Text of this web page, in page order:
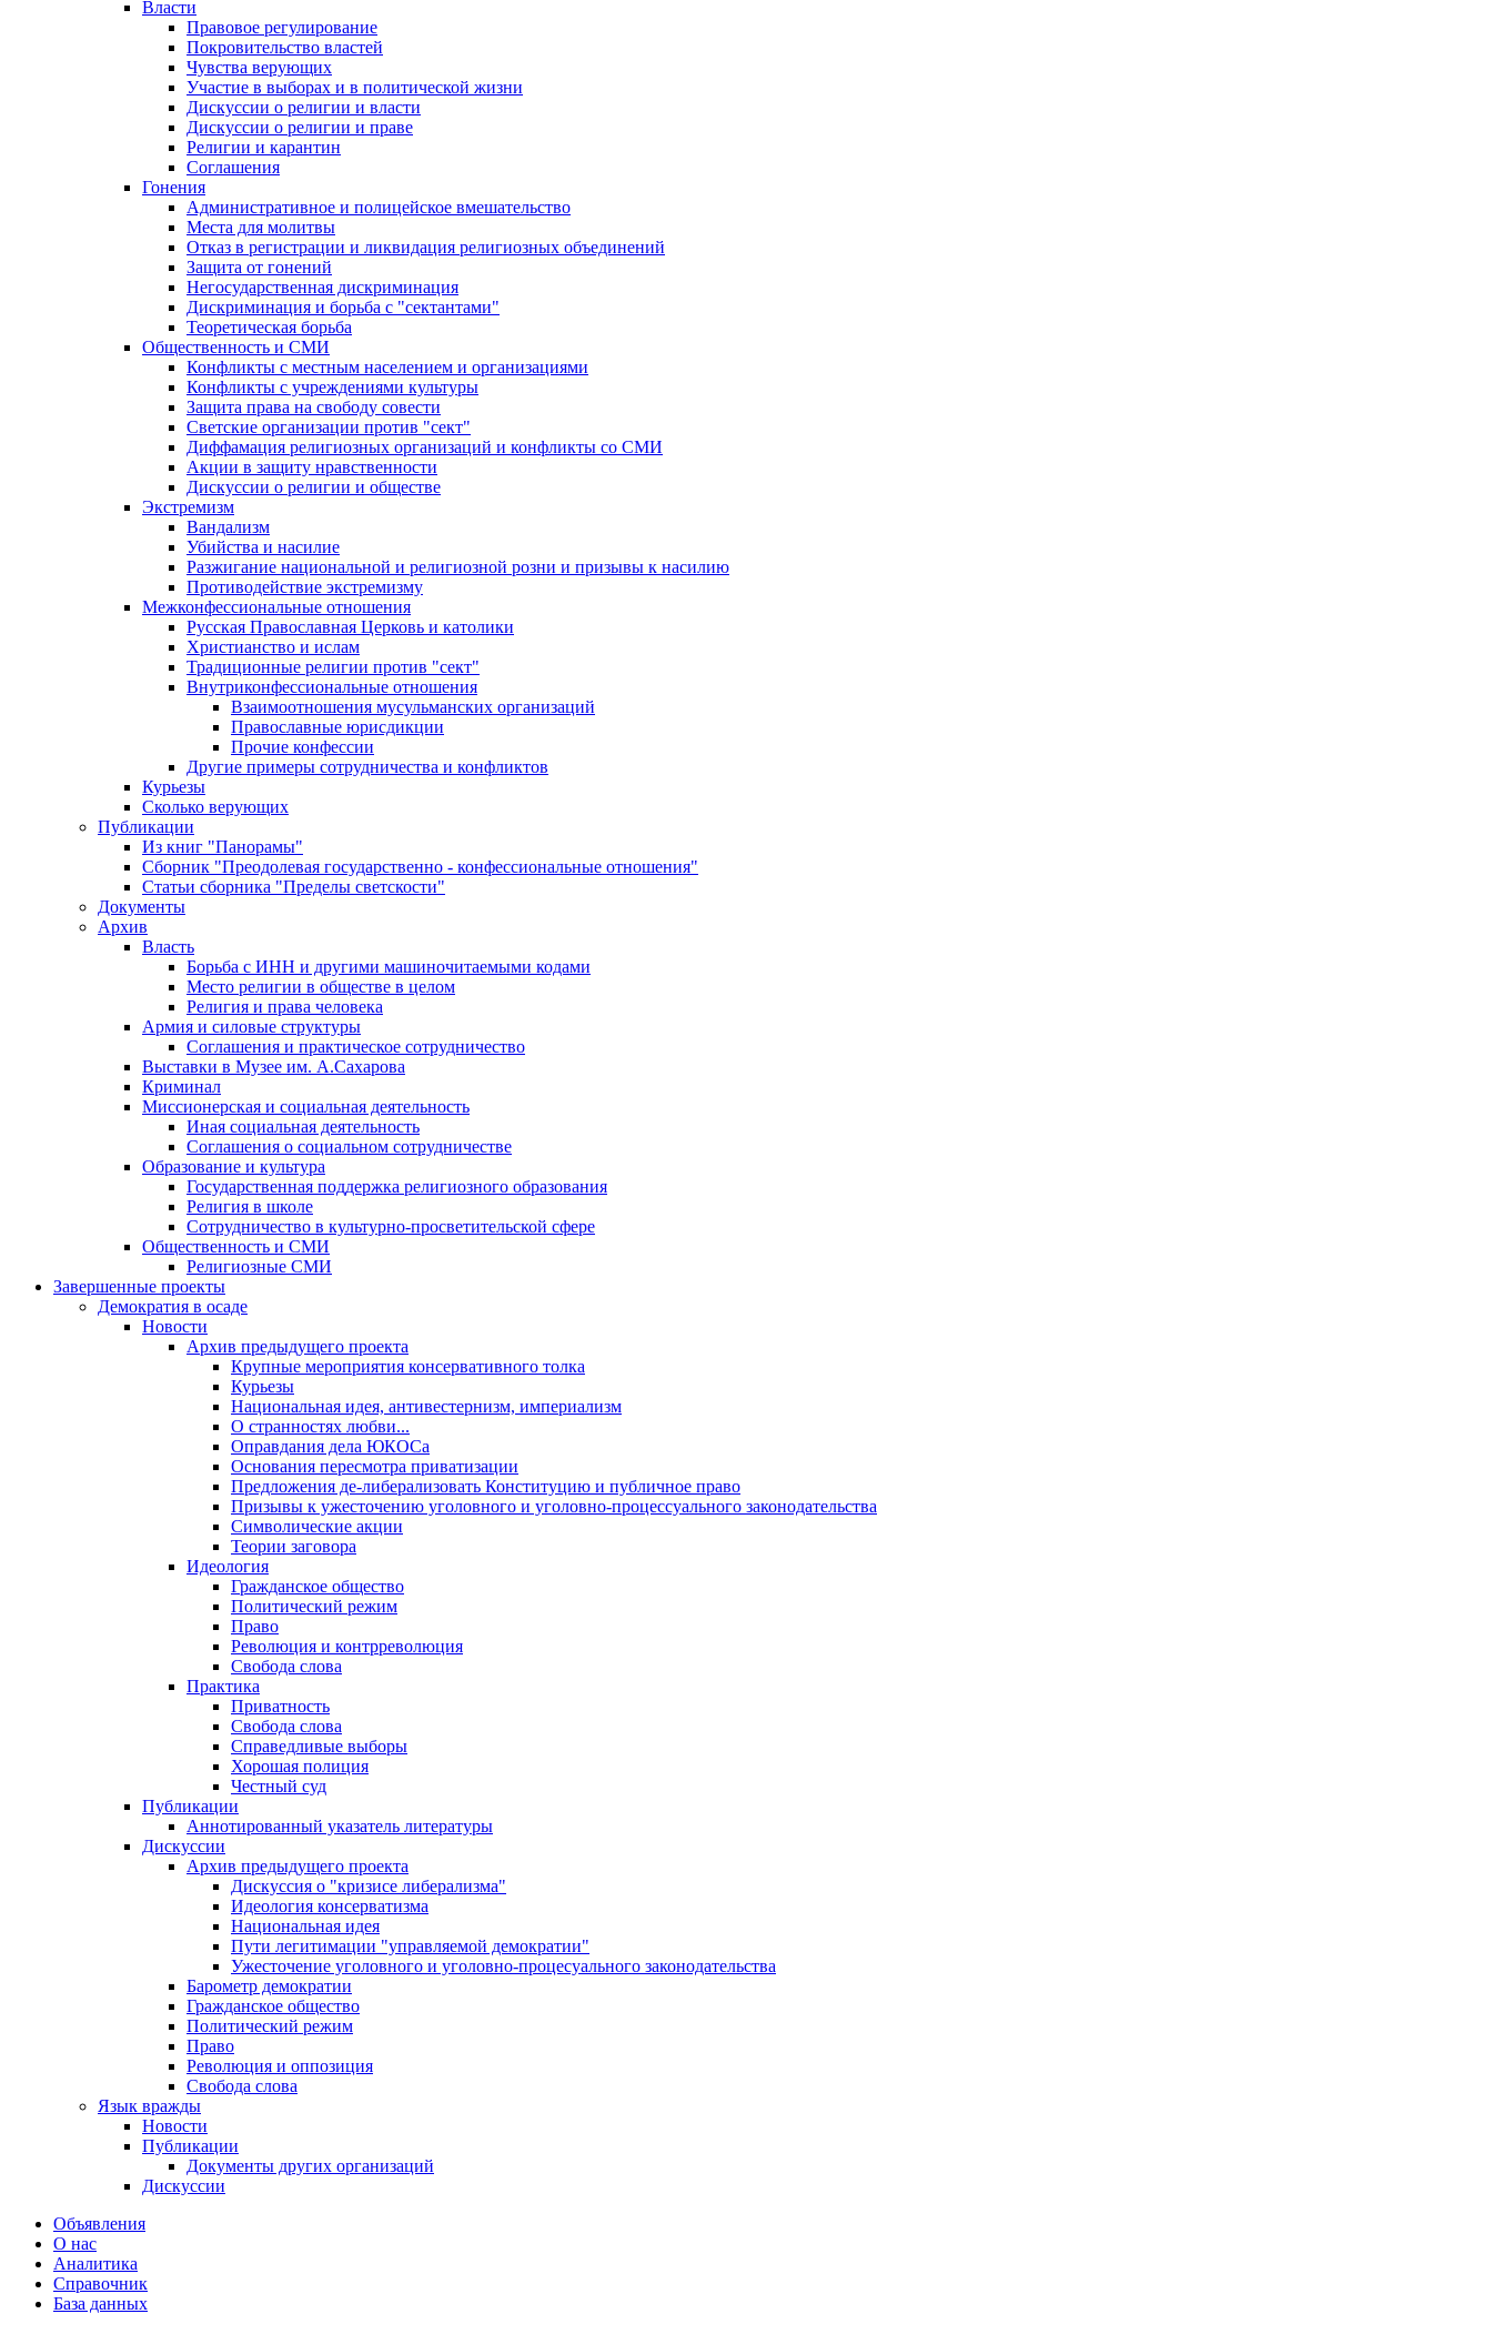
Власти
Правовое регулирование
Покровительство властей
Чувства верующих
Участие в выборах и в политической жизни
Дискуссии о религии и власти
Дискуссии о религии и праве
Религии и карантин
Соглашения
Гонения
Административное и полицейское вмешательство
Места для молитвы
Отказ в регистрации и ликвидация религиозных объединений
Защита от гонений
Негосударственная дискриминация
Дискриминация и борьба с "сектантами"
Теоретическая борьба
Общественность и СМИ
Конфликты с местным населением и организациями
Конфликты с учреждениями культуры
Защита права на свободу совести
Светские организации против "сект"
Диффамация религиозных организаций и конфликты со СМИ
Акции в защиту нравственности
Дискуссии о религии и обществе
Экстремизм
Вандализм
Убийства и насилие
Разжигание национальной и религиозной розни и призывы к насилию
Противодействие экстремизму
Межконфессиональные отношения
Русская Православная Церковь и католики
Христианство и ислам
Традиционные религии против "сект"
Внутриконфессиональные отношения
Взаимоотношения мусульманских организаций
Православные юрисдикции
Прочие конфессии
Другие примеры сотрудничества и конфликтов
Курьезы
Сколько верующих
Публикации
Из книг "Панорамы"
Сборник "Преодолевая государственно - конфессиональные отношения"
Статьи сборника "Пределы светскости"
Документы
Архив
Власть
Борьба с ИНН и другими машиночитаемыми кодами
Место религии в обществе в целом
Религия и права человека
Армия и силовые структуры
Соглашения и практическое сотрудничество
Выставки в Музее им. А.Сахарова
Криминал
Миссионерская и социальная деятельность
Иная социальная деятельность
Соглашения о социальном сотрудничестве
Образование и культура
Государственная поддержка религиозного образования
Религия в школе
Сотрудничество в культурно-просветительской сфере
Общественность и СМИ
Религиозные СМИ
Завершенные проекты
Демократия в осаде
Новости
Архив предыдущего проекта
Крупные мероприятия консервативного толка
Курьезы
Национальная идея, антивестернизм, империализм
О странностях любви...
Оправдания дела ЮКОСа
Основания пересмотра приватизации
Предложения де-либерализовать Конституцию и публичное право
Призывы к ужесточению уголовного и уголовно-процессуального законодательства
Символические акции
Теории заговора
Идеология
Гражданское общество
Политический режим
Право
Революция и контрреволюция
Свобода слова
Практика
Приватность
Свобода слова
Справедливые выборы
Хорошая полиция
Честный суд
Публикации
Аннотированный указатель литературы
Дискуссии
Архив предыдущего проекта
Дискуссия о "кризисе либерализма"
Идеология консерватизма
Национальная идея
Пути легитимации "управляемой демократии"
Ужесточение уголовного и уголовно-процесуального законодательства
Барометр демократии
Гражданское общество
Политический режим
Право
Революция и оппозиция
Свобода слова
Язык вражды
Новости
Публикации
Документы других организаций
Дискуссии
Объявления
О нас
Аналитика
Справочник
База данных